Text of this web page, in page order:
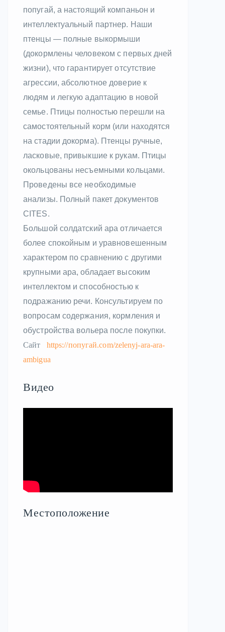
попугай, а настоящий компаньон и
интеллектуальный партнер. Наши
птенцы — полные выкормыши
(докормлены человеком с первых дней
жизни), что гарантирует отсутствие
агрессии, абсолютное доверие к
людям и легкую адаптацию в новой
семье. Птицы полностью перешли на
самостоятельный корм (или находятся
на стадии докорма). Птенцы ручные,
ласковые, привыкшие к рукам. Птицы
окольцованы несъемными кольцами.
Проведены все необходимые
анализы. Полный пакет документов
CITES.
Большой солдатский ара отличается
более спокойным и уравновешенным
характером по сравнению с другими
крупными ара, обладает высоким
интеллектом и способностью к
подражанию речи. Консультируем по
вопросам содержания, кормления и
обустройства вольера после покупки.
Сайт https://попугай.com/zelenyj-ara-ara-
ambigua
Видео
Местоположение